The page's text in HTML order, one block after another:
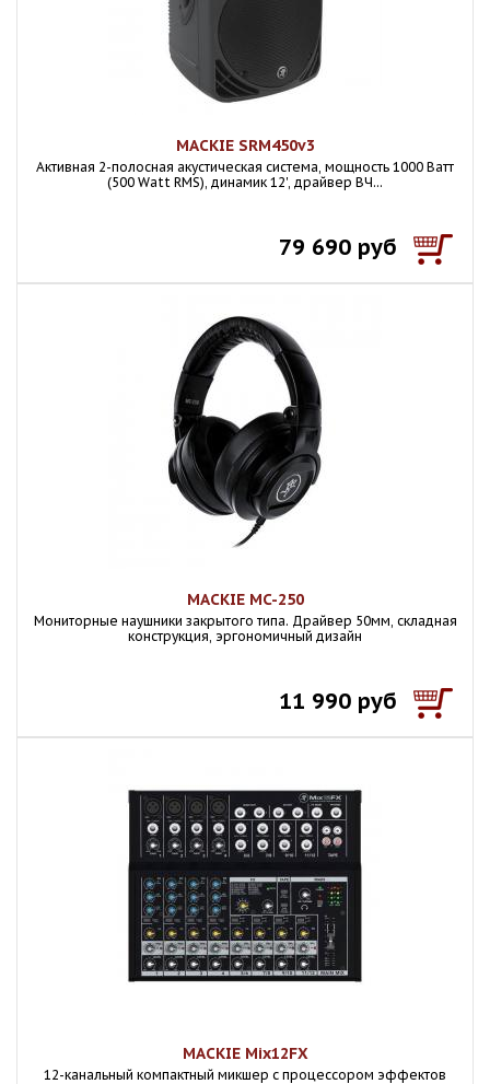
MACKIE SRM450v3
Активная 2-полосная акустическая система, мощность 1000 Ватт
(500 Watt RMS), динамик 12', драйвер ВЧ...
79 690 руб
MACKIE MC-250
Мониторные наушники закрытого типа. Драйвер 50мм, складная
конструкция, эргономичный дизайн
11 990 руб
MACKIE Mix12FX
12-канальный компактный микшер с процессором эффектов